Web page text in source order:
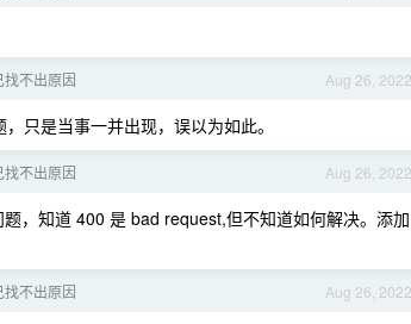
Aug 26, 2022
不出原因
只是当事一并出现，误以为如此。
Aug 26, 2022
不出原因
，知道 400 是 bad request,但不知道如何解决。添加
Aug 26, 2022
不出原因